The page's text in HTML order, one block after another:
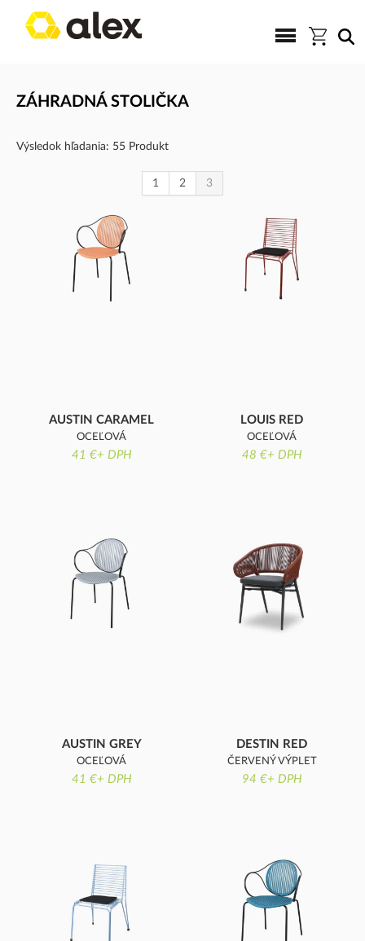
ZÁHRADNÁ STOLIČKA
Výsledok hľadania: 55 Produkt
1 2 3
AUSTIN CARAMEL
OCEĽOVÁ
KONŠTRUKCIA
41 €+ DPH
LOUIS RED
OCEĽOVÁ
KONŠTRUKCIA
48 €+ DPH
AUSTIN GREY
OCEĽOVÁ
KONŠTRUKCIA
41 €+ DPH
DESTIN RED
ČERVENÝ VÝPLET
94 €+ DPH